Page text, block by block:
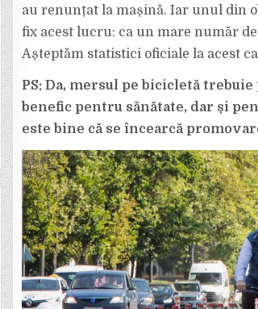
au renunțat la mașină. Iar unul din
fix acest lucru: ca un mare număr
Așteptăm statistici oficiale la acest
PS: Da, mersul pe bicicletă
benefic pentru sănătate, dar și
este bine că se încearcă